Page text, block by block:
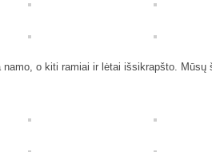
o kiti ramiai ir lėtai išsikrapšto. Mūsų